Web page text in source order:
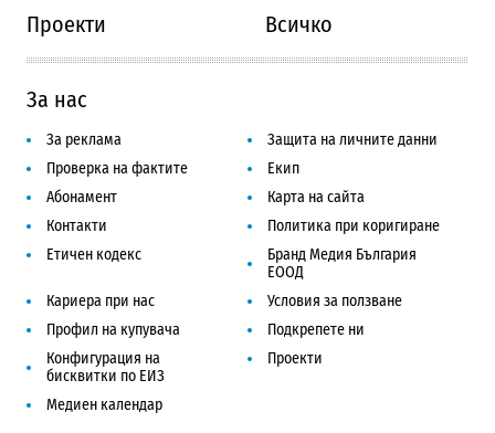
Проекти
Всичко
За нас
За реклама
Защита на личните данни
Проверка на фактите
Екип
Абонамент
Карта на сайта
Контакти
Политика при коригиране
Етичен кодекс
Бранд Медия България
ЕООД
Кариера при нас
Условия за ползване
Профил на купувача
Подкрепете ни
Конфигурация на
бисквитки по ЕИЗ
Проекти
Медиен календар